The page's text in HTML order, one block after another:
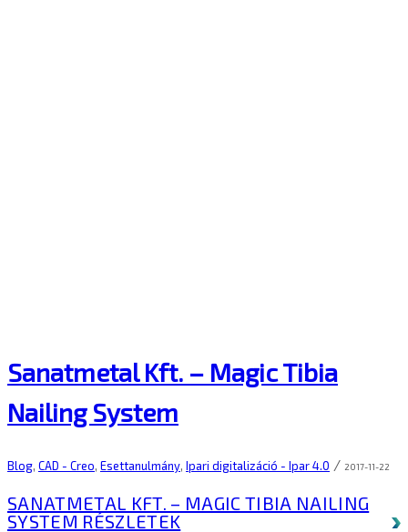
Sanatmetal Kft. – Magic Tibia
Nailing System
Blog, CAD - Creo, Esettanulmány, Ipari digitalizáció - Ipar 4.0 / 2017-11-22
SANATMETAL KFT. – MAGIC TIBIA NAILING
SYSTEM RÉSZLETEK